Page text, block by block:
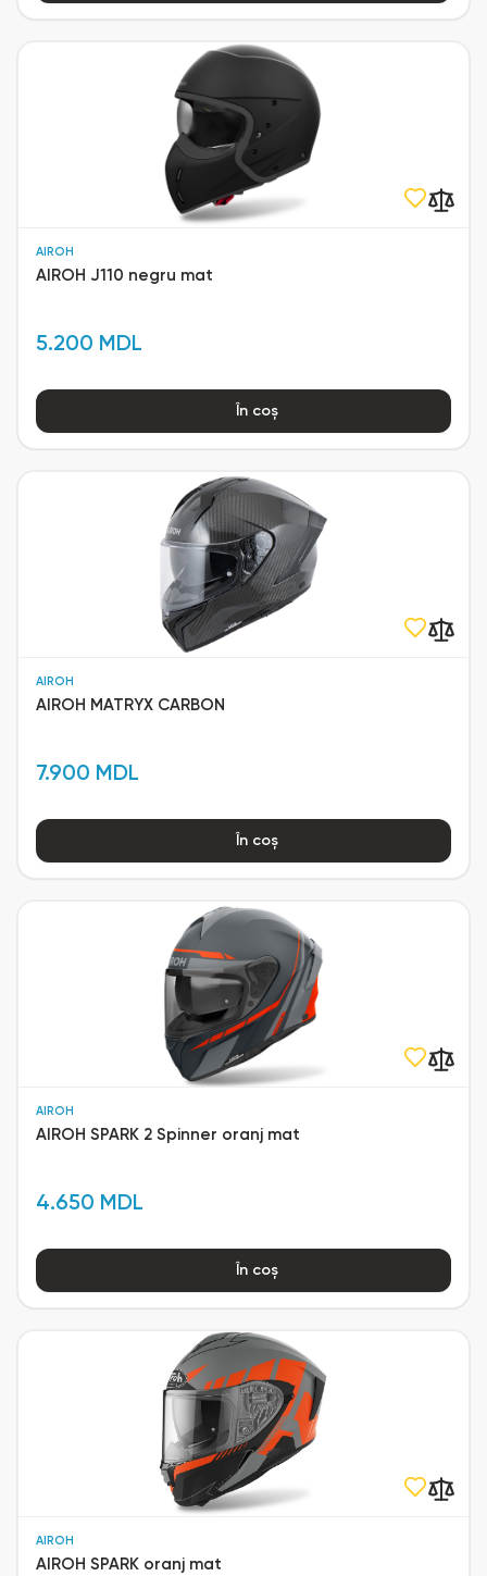
AIROH
AIROH J110 negru mat
5.200 MDL
În coș
AIROH
AIROH MATRYX CARBON
7.900 MDL
În coș
AIROH
AIROH SPARK 2 Spinner oranj mat
4.650 MDL
În coș
AIROH
AIROH SPARK oranj mat